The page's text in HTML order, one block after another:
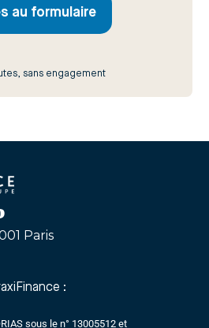
au formulaire
sans engagement
Paris
:
sous le n° 13005512 et